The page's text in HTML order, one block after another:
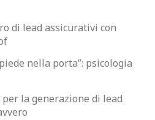
di lead assicurativi con
nella porta”: psicologia
la generazione di lead